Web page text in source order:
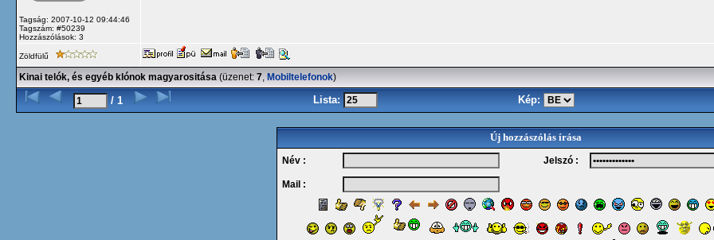
Tagság: 2007-10-12 09:44:46
Tagszám: #50239
Hozzászólások: 3
Zöldfülű
Kinai telók, és egyéb klónok magyarositása (üzenet: 7, Mobiltelefonok)
/ 1 Lista: Kép:
Új hozzászólás írása
Név : Jelszó :
Mail :